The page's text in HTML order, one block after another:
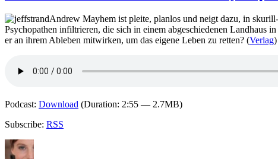
Andrew Mayhem ist pleite, planlos und neigt dazu, in
Psychopathen infiltrieren, die sich in einem abgeschiedenen Landhaus
er an ihrem Ableben mitwirken, um das eigene Leben zu retten? (Verlag
Podcast: Download (Duration: 2:55 — 2.7MB)
Subscribe: RSS
Autor